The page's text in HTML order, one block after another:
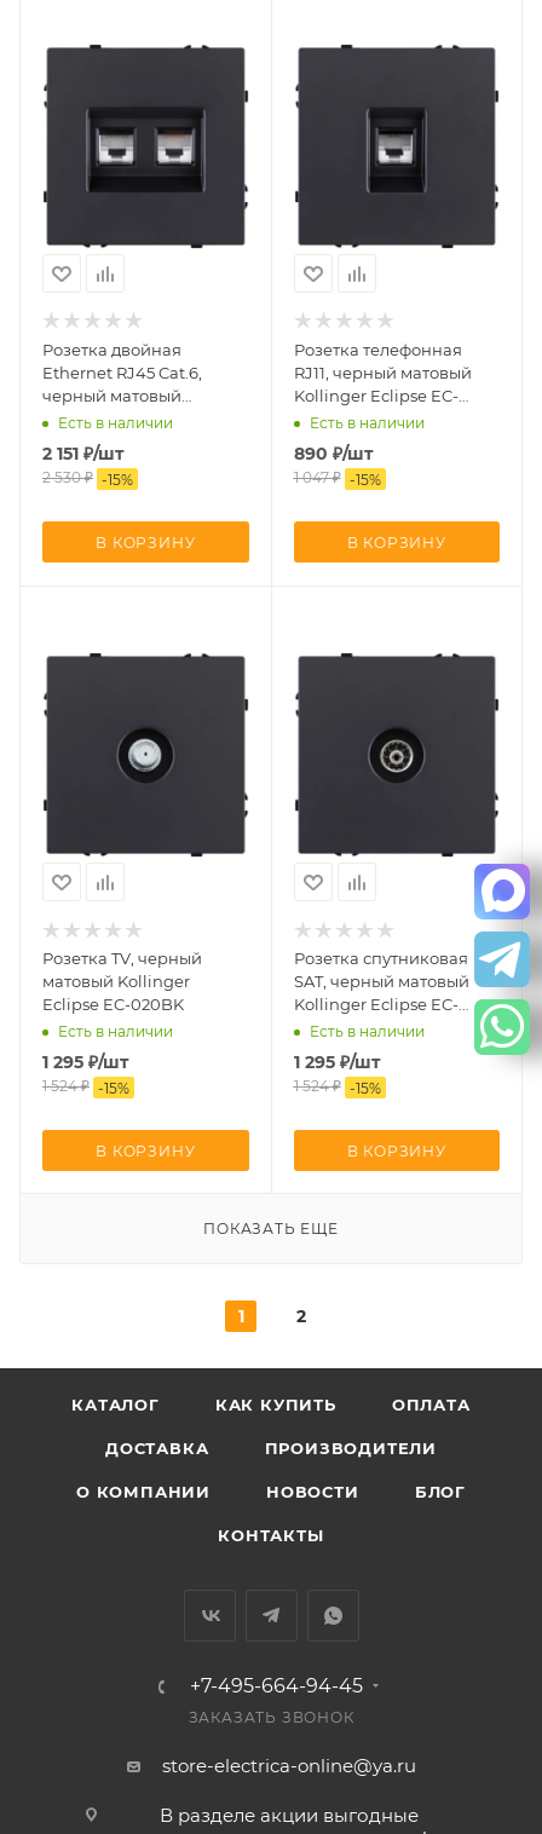
Розетка двойная
Ethernet RJ45 Cat.6,
черный матовый
Kollinger Eclipse EC-
Есть в наличии
2 151 ₽/шт
2 530₽ -15%
В КОРЗИНУ
Розетка телефонная
RJ11, черный матовый
Kollinger Eclipse EC-
019BK
Есть в наличии
890 ₽/шт
1 047₽ -15%
В КОРЗИНУ
Розетка TV, черный
матовый Kollinger
Eclipse EC-020BK
Есть в наличии
1 295 ₽/шт
1 524₽ -15%
В КОРЗИНУ
Розетка спутниковая
SAT, черный матовый
Kollinger Eclipse EC-
021BK
Есть в наличии
1 295₽/шт
1 524₽ -15%
В КОРЗИНУ
ПОКАЗАТЬ ЕЩЕ
1 2
КАТАЛОГ КАК КУПИТЬ ОПЛАТА
ДОСТАВКА ПРОИЗВОДИТЕЛИ
О КОМПАНИИ НОВОСТИ БЛОГ
КОНТАКТЫ
+7-495-664-94-45
ЗАКАЗАТЬ ЗВОНОК
store-electrica-online@ya.ru
В разделе акции выгодные